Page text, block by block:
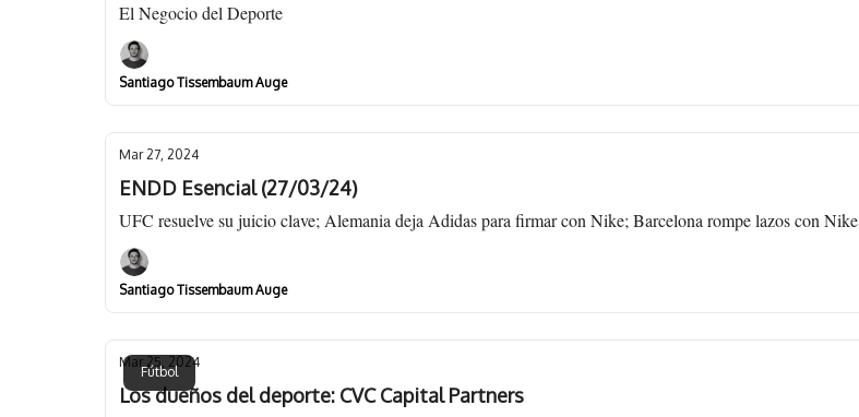
El Negocio del Deporte
Santiago Tissembaum Auge
Mar 27, 2024
ENDD Esencial (27/03/24)
UFC resuelve su juicio clave; Alemania deja Adidas para firmar con Nike; Barcelona rompe lazos con Nike
Santiago Tissembaum Auge
Fútbol
Mar 25, 2024
Los dueños del deporte: CVC Capital Partners